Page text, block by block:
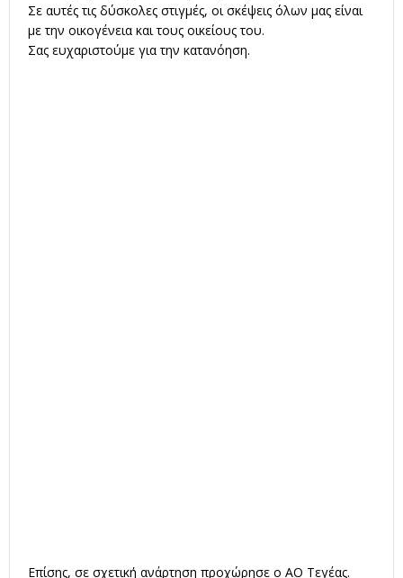
Σε αυτές τις δύσκολες στιγμές, οι σκέψεις όλων μας είναι
με την οικογένεια και τους οικείους του.
Σας ευχαριστούμε για την κατανόηση.
Επίσης, σε σχετική ανάρτηση προχώρησε ο ΑΟ Τεγέας.